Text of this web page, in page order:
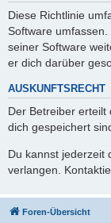
Diese Richtlinie
Software
seiner Software
er dich darüber
AUSKUNFTSRECHT
Der Betreiber erteilt
dich gespeichert
Du kannst jederzeit
verlangen.
Foren-Übersicht